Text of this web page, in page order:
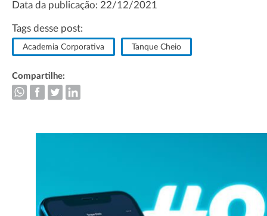
Data da publicação: 22/12/2021
Tags desse post:
Academia Corporativa Tanque Cheio
Compartilhe: